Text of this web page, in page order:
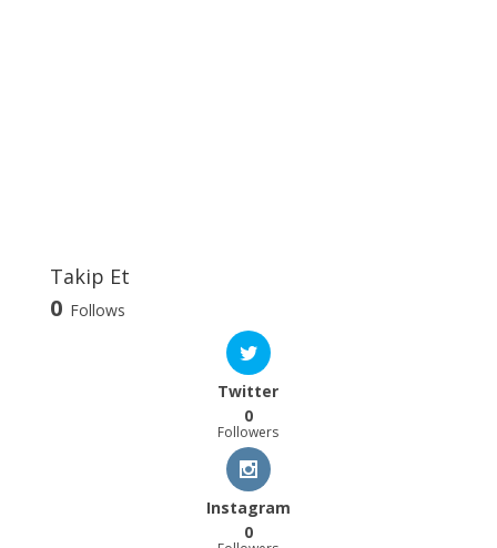
Takip Et
0 Follows
Twitter
0
Followers
Instagram
0